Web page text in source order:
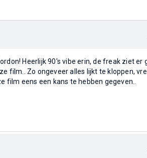
Heerlijk 90's vibe erin, de freak ziet er
film.. Zo ongeveer alles lijkt te kloppen,
film eens een kans te hebben gegeven..